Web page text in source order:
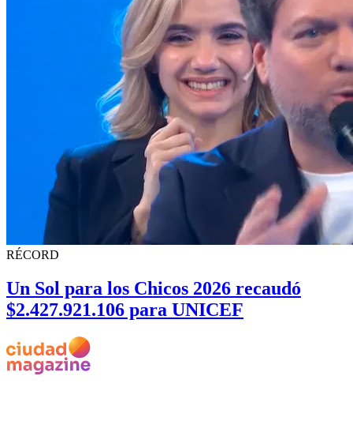
RÉCORD
Un Sol para los Chicos 2026 recaudó
$2.427.921.106 para UNICEF